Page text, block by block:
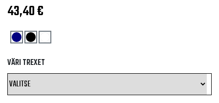
43,40€
VÄRI TREXET